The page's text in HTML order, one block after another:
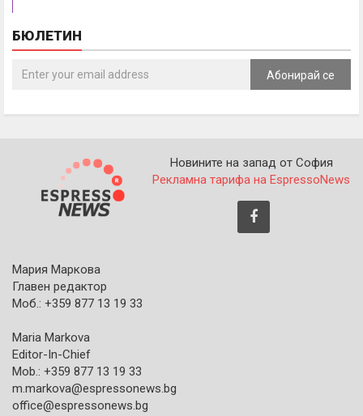
БЮЛЕТИН
Абонирай се
Новините на запад от София
Рекламна тарифа на EspressoNews
Мария Маркова
Главен редактор
Моб.: +359 877 13 19 33
Maria Markova
Editor-In-Chief
Mob.: +359 877 13 19 33
m.markova@espressonews.bg
office@espressonews.bg